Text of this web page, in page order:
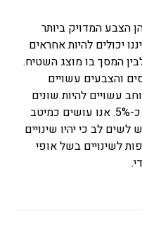
הצבע המדויק ביותר
יכולים להיות אחראים
המסך בו מוצג השטיח.
והצבעים עשויים
עשויים להיות שונים
מהמידות שפורסמו בסטייה של עד כ-5%. אנו עושים כמיטב
לב כי יהיו שינויים
לשינויים בשל אופי